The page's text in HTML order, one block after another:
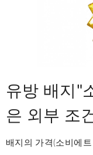
유방 배지"
은 외부 조
배지의 가격(소비에